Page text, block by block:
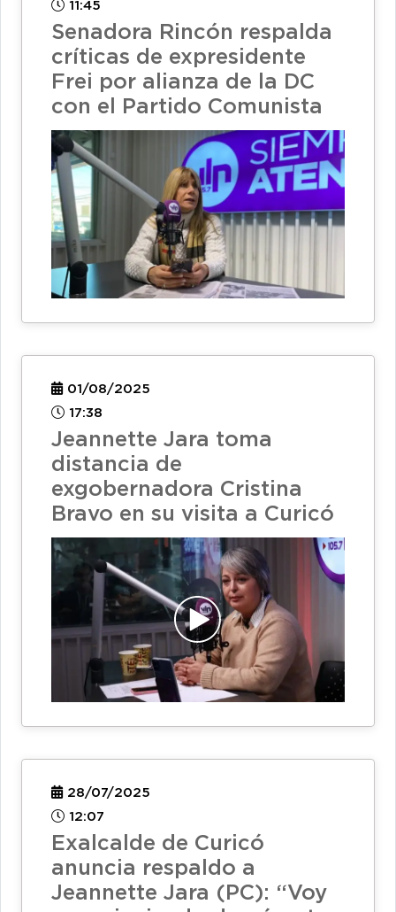
11:45
Senadora Rincón respalda
críticas de expresidente
Frei por alianza de la DC
con el Partido Comunista
01/08/2025
17:38
Jeannette Jara toma
distancia de
exgobernadora Cristina
Bravo en su visita a Curicó
28/07/2025
12:07
Exalcalde de Curicó
anuncia respaldo a
Jeannette Jara (PC): “Voy